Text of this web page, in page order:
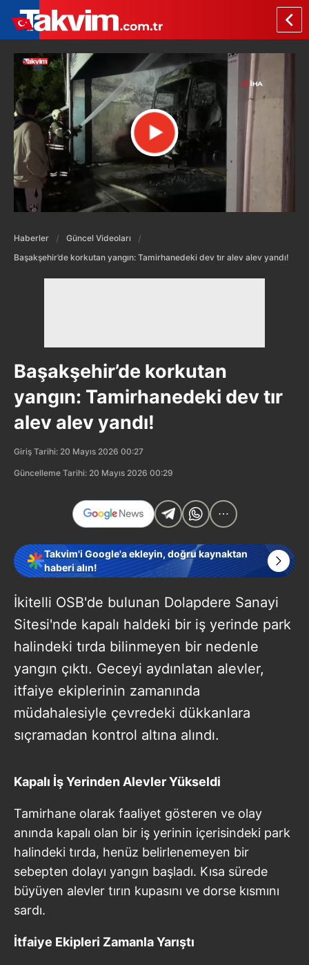
Haberler
Güncel Videoları
Başakşehir’de korkutan yangın: Tamirhanedeki dev tır alev alev yandı!
Başakşehir’de korkutan
yangın: Tamirhanedeki dev tır
alev alev yandı!
Giriş Tarihi: 20 Mayıs 2026 00:27
Güncelleme Tarihi: 20 Mayıs 2026 00:29
Takvim'i Google'a ekleyin, doğru kaynaktan
haberi alın!
İkitelli OSB'de bulunan Dolapdere Sanayi
Sitesi'nde kapalı haldeki bir iş yerinde park
halindeki tırda bilinmeyen bir nedenle
yangın çıktı. Geceyi aydınlatan alevler,
itfaiye ekiplerinin zamanında
müdahalesiyle çevredeki dükkanlara
sıçramadan kontrol altına alındı.
Kapalı İş Yerinden Alevler Yükseldi
Tamirhane olarak faaliyet gösteren ve olay
anında kapalı olan bir iş yerinin içerisindeki park
halindeki tırda, henüz belirlenemeyen bir
sebepten dolayı yangın başladı. Kısa sürede
büyüyen alevler tırın kupasını ve dorse kısmını
sardı.
İtfaiye Ekipleri Zamanla Yarıştı